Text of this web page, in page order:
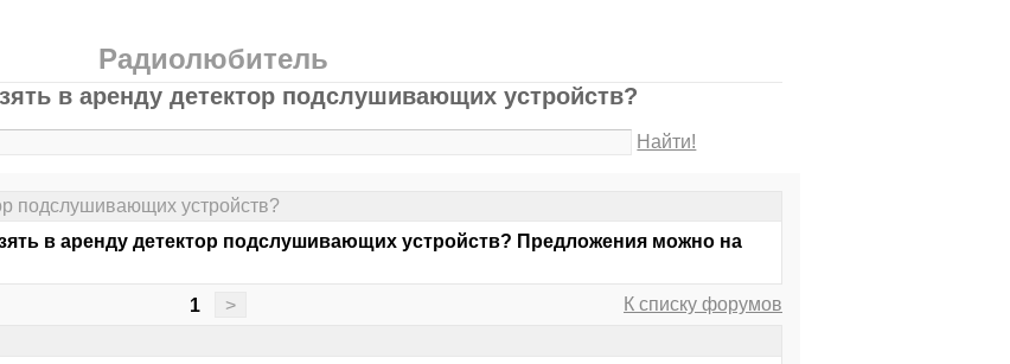
Радиолюбитель
в аренду детектор подслушивающих устройств?
Найти!
подслушивающих устройств?
в аренду детектор подслушивающих устройств? Предложения можно на
1 >
К списку форумов